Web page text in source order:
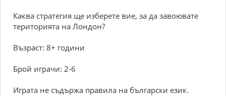
Каква стратегия ще изберете вие, за да завоювате
територията на Лондон?
Възраст: 8+ години
Брой играчи: 2-6
Играта не съдържа правила на български език.